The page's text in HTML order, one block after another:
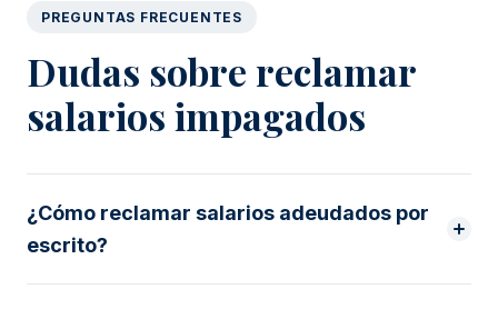
PREGUNTAS FRECUENTES
Dudas sobre reclamar
salarios impagados
¿Cómo reclamar salarios adeudados por
escrito?